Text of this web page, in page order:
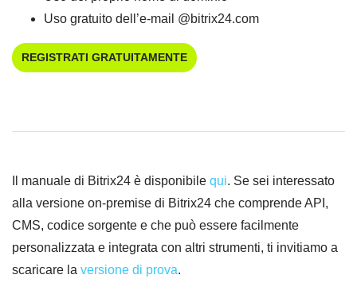
Uso gratuito dell’e-mail @bitrix24.com
REGISTRATI GRATUITAMENTE
Il manuale di Bitrix24 è disponibile qui. Se sei interessato
alla versione on-premise di Bitrix24 che comprende API,
CMS, codice sorgente e che può essere facilmente
personalizzata e integrata con altri strumenti, ti invitiamo a
scaricare la versione di prova.